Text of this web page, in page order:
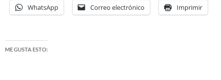
WhatsApp Correo electrónico Imprimir
ME GUSTA ESTO: